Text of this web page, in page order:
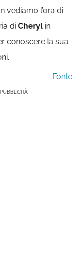
vediamo l’ora di
diCheryl in
conoscere la sua
Fonte